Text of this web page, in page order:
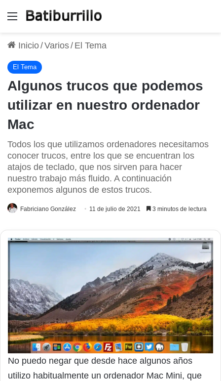
Menú
Inicio/Varios/ El Tema
El Tema
Algunos trucos que podemos
utilizar en nuestro ordenador
Mac
Todos los que utilizamos ordenadores necesitamos
conocer trucos, entre los que se encuentran los
atajos de teclado, que nos sirven para hacer
nuestro trabajo más fluido. A continuación
exponemos algunos de estos trucos.
Fabriciano González 11 de julio de 2021 3 minutos de lectura
No puedo negar que desde hace algunos años
utilizo habitualmente un ordenador Mac Mini, que